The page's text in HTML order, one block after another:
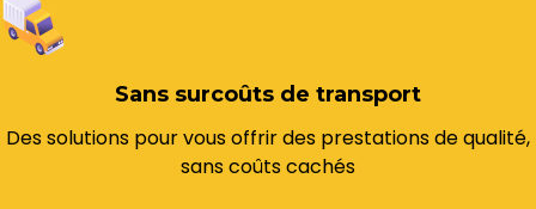
Sans surcoûts de transport
Des solutions pour vous offrir des prestations de qualité,
sans coûts cachés